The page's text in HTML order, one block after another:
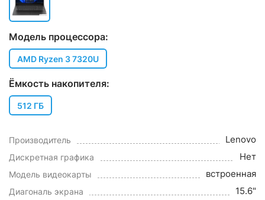
Модель процессора:
AMD Ryzen 3 7320U
Ёмкость накопителя:
512 ГБ
Производитель Lenovo
Дискретная графика Нет
Модель видеокарты встроенная
Диагональ экрана 15.6"